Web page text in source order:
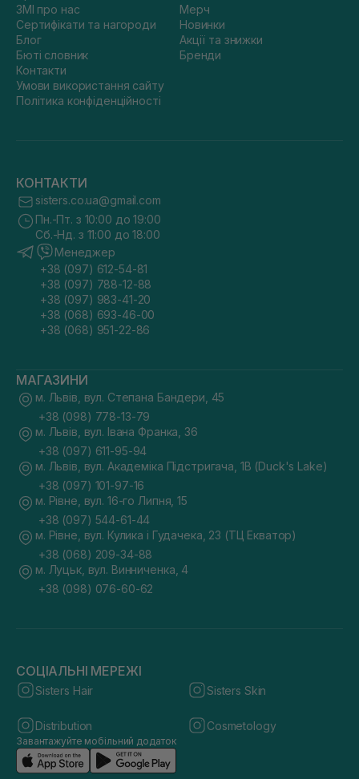
ЗМІ про нас
Сертифікати та нагороди
Блог
Бюті словник
Контакти
Умови використання сайту
Політика конфіденційності
Мерч
Новинки
Акції та знижки
Бренди
КОНТАКТИ
sisters.co.ua@gmail.com
Пн.-Пт. з 10:00 до 19:00
Сб.-Нд. з 11:00 до 18:00
Менеджер
+38 (097) 612-54-81
+38 (097) 788-12-88
+38 (097) 983-41-20
+38 (068) 693-46-00
+38 (068) 951-22-86
МАГАЗИНИ
м. Львів, вул. Степана Бандери, 45
+38 (098) 778-13-79
м. Львів, вул. Івана Франка, 36
+38 (097) 611-95-94
м. Львів, вул. Академіка Підстригача, 1В (Duck's Lake)
+38 (097) 101-97-16
м. Рівне, вул. 16-го Липня, 15
+38 (097) 544-61-44
м. Рівне, вул. Кулика і Гудачека, 23 (ТЦ Екватор)
+38 (068) 209-34-88
м. Луцьк, вул. Винниченка, 4
+38 (098) 076-60-62
СОЦІАЛЬНІ МЕРЕЖІ
Sisters Hair Sisters Skin
Distribution Cosmetology
Завантажуйте мобільний додаток